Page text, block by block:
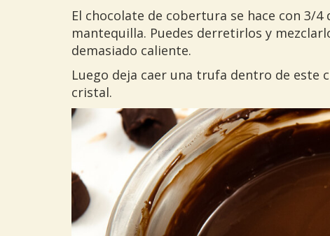
El chocolate de cobertura se hace con 3/
mantequilla. Puedes derretirlos y
demasiado caliente.
Luego deja caer una trufa dentro de este
cristal.